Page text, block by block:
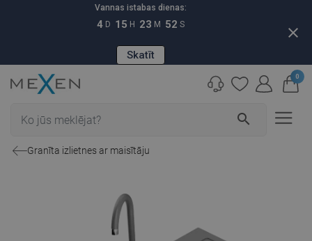
Vannas istabas dienas:
4 D 15 H 23 M 51 S
Skatīt
close
search
0
Granīta izlietnes ar maisītāju